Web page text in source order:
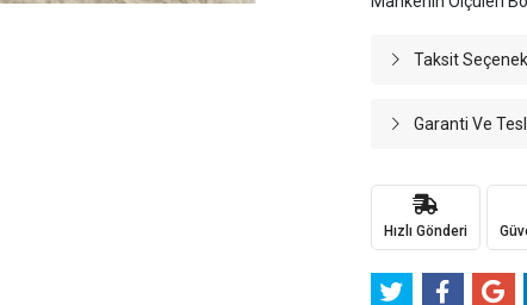
Taksit
Garanti Ve
Hızlı Gönderi